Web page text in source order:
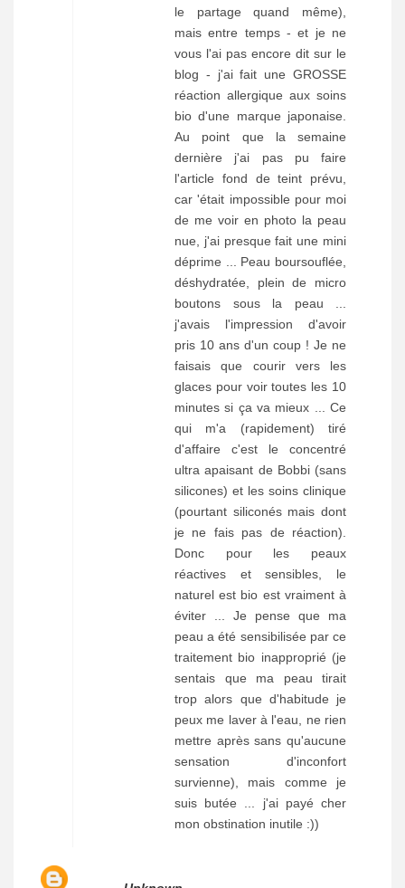
le partage quand même),
mais entre temps - et je ne
vous l'ai pas encore dit sur le
blog - j'ai fait une GROSSE
réaction allergique aux soins
bio d'une marque japonaise.
Au point que la semaine
dernière j'ai pas pu faire
l'article fond de teint prévu,
car 'était impossible pour moi
de me voir en photo la peau
nue, j'ai presque fait une mini
déprime ... Peau boursouflée,
déshydratée, plein de micro
boutons sous la peau ...
j'avais l'impression d'avoir
pris 10 ans d'un coup ! Je ne
faisais que courir vers les
glaces pour voir toutes les 10
minutes si ça va mieux ... Ce
qui m'a (rapidement) tiré
d'affaire c'est le concentré
ultra apaisant de Bobbi (sans
silicones) et les soins clinique
(pourtant siliconés mais dont
je ne fais pas de réaction).
Donc pour les peaux
réactives et sensibles, le
naturel est bio est vraiment à
éviter ... Je pense que ma
peau a été sensibilisée par ce
traitement bio inapproprié (je
sentais que ma peau tirait
trop alors que d'habitude je
peux me laver à l'eau, ne rien
mettre après sans qu'aucune
sensation d'inconfort
survienne), mais comme je
suis butée ... j'ai payé cher
mon obstination inutile :))